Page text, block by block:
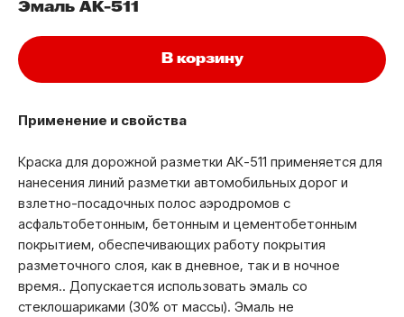
Эмаль АК-511
В корзину
Применение и свойства
Краска для дорожной разметки АК-511 применяется для
нанесения линий разметки автомобильных дорог и
взлетно-посадочных полос аэродромов с
асфальтобетонным, бетонным и цементобетонным
покрытием, обеспечивающих работу покрытия
разметочного слоя, как в дневное, так и в ночное
время.. Допускается использовать эмаль со
стеклошариками (30% от массы). Эмаль не